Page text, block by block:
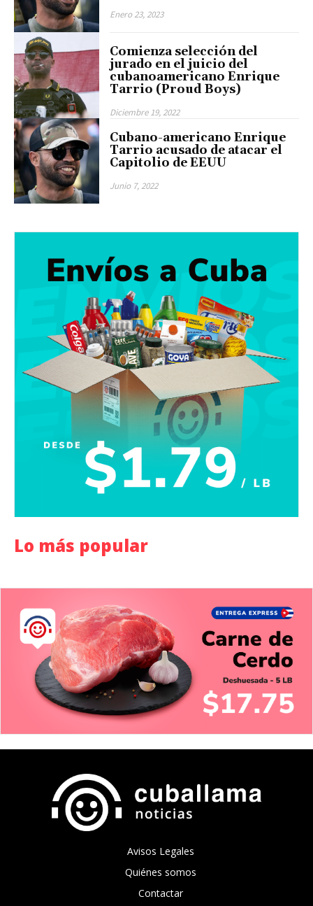
Enero 23, 2023
Comienza selección del
jurado en el juicio del
cubanoamericano Enrique
Tarrio (Proud Boys)
Diciembre 19, 2022
Cubano-americano Enrique
Tarrio acusado de atacar el
Capitolio de EEUU
Junio 7, 2022
Lo más popular
Avisos Legales
Quiénes somos
Contactar